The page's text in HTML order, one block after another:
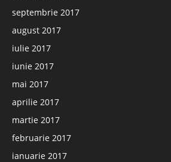
septembrie 2017
august 2017
iulie 2017
iunie 2017
mai 2017
aprilie 2017
martie 2017
februarie 2017
ianuarie 2017